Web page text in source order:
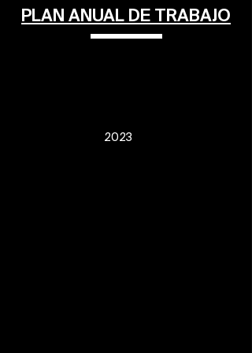
PLAN ANUAL DE TRABAJO
2023